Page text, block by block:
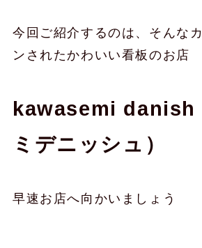
今回ご紹介するのは、そんな
ンされたかわいい看板のお店
kawasemi danish
ミデニッシュ）
早速お店へ向かいましょう